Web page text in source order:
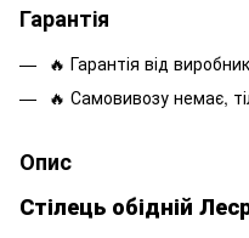
Гарантія
🔥 Гарантія від
🔥 Самовивозу немає,
Опис
Стілець обідній